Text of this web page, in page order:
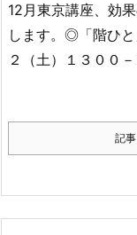
12月東京講座、効
します。◎「階ひ
２（土）１３００
記